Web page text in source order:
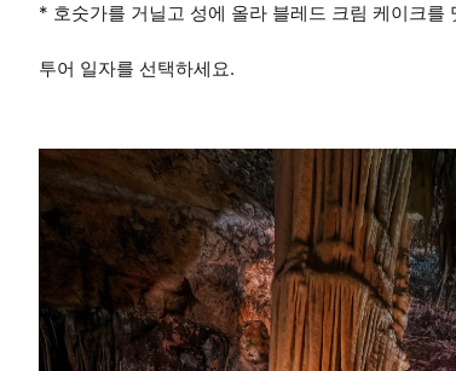
* 호숫가를 거닐고 성에 올라 블레드 크림 케이크를
투어 일자를 선택하세요.